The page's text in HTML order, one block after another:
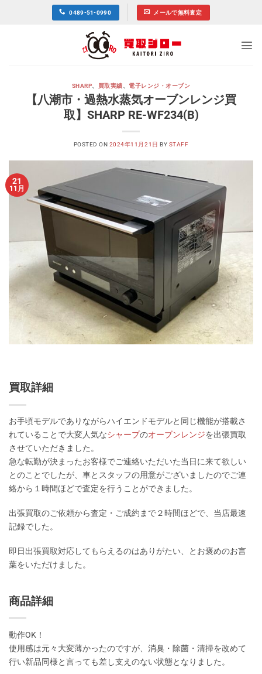
0489-51-0990 メールで無料査定
SHARP 買取実績 電子レンジ・オーブン
【八潮市・過熱水蒸気オーブンレンジ買
取】SHARP RE-WF234(B)
POSTED ON 2024年11月21日 BY STAFF
21
11月
買取詳細
お手頃モデルでありながらハイエンドモデルと同じ機能が搭載さ
れていることで大変人気なシャープのオーブンレンジを出張買取
させていただきました。
急な転勤が決まったお客様でご連絡いただいた当日に来て欲しい
とのことでしたが、車とスタッフの用意がございましたのでご連
絡から１時間ほどで査定を行うことができました。
出張買取のご依頼から査定・ご成約まで２時間ほどで、当店最速
記録でした。
即日出張買取対応してもらえるのはありがたい、とお褒めのお言
葉をいただけました。
商品詳細
動作OK！
使用感は元々大変薄かったのですが、消臭・除菌・清掃を改めて
行い新品同様と言っても差し支えのない状態となりました。